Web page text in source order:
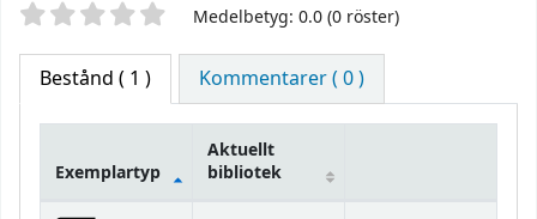
Betyg Medelbetyg: 0.0 (0 röster)
Bestånd ( 1 ) Kommentarer ( 0 )
Exemplartyp
Aktuellt
bibliotek